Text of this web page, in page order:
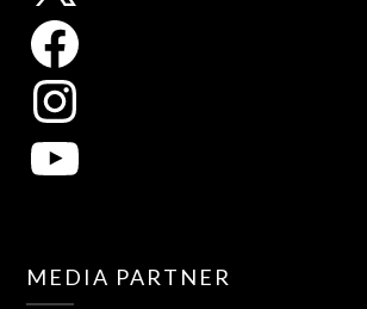
MEDIA PARTNER